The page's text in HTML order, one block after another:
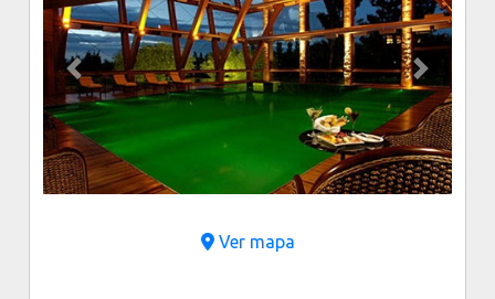
Previous Next
Ver mapa